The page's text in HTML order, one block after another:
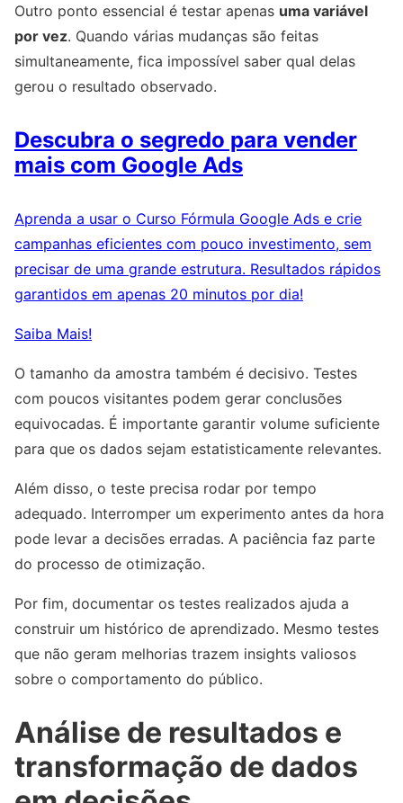
Outro ponto essencial é testar apenas uma variável
por vez. Quando várias mudanças são feitas
simultaneamente, fica impossível saber qual delas
gerou o resultado observado.
Descubra o segredo para vender
mais com Google Ads
Aprenda a usar o Curso Fórmula Google Ads e crie
campanhas eficientes com pouco investimento, sem
precisar de uma grande estrutura. Resultados rápidos
garantidos em apenas 20 minutos por dia!
Saiba Mais!
O tamanho da amostra também é decisivo. Testes
com poucos visitantes podem gerar conclusões
equivocadas. É importante garantir volume suficiente
para que os dados sejam estatisticamente relevantes.
Além disso, o teste precisa rodar por tempo
adequado. Interromper um experimento antes da hora
pode levar a decisões erradas. A paciência faz parte
do processo de otimização.
Por fim, documentar os testes realizados ajuda a
construir um histórico de aprendizado. Mesmo testes
que não geram melhorias trazem insights valiosos
sobre o comportamento do público.
Análise de resultados e
transformação de dados